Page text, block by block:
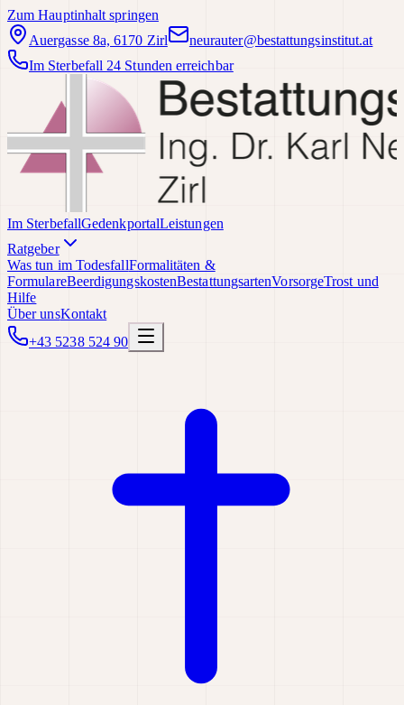
Zum Hauptinhalt springen
Auergasse 8a, 6170 Zirl
neurauter@bestattungsinstitut.at
Im Sterbefall 24 Stunden erreichbar
Im SterbefallGedenkportalLeistungen
Ratgeber
Was tun im TodesfallFormalitäten &
FormulareBeerdigungskostenBestattungsartenVorsorgeTrost und
Hilfe
Über unsKontakt
+43 5238 524 90